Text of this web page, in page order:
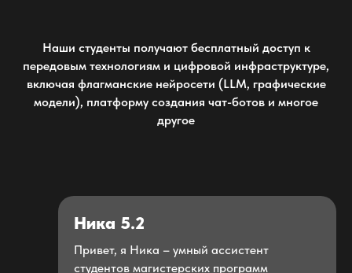
Наши студенты получают бесплатный доступ к
передовым технологиям и цифровой инфраструктуре,
включая флагманские нейросети (LLM, графические
модели), платформу создания чат-ботов и многое
другое
Ника 5.2
Привет, я Ника – умный ассистент
студентов магистерских программ